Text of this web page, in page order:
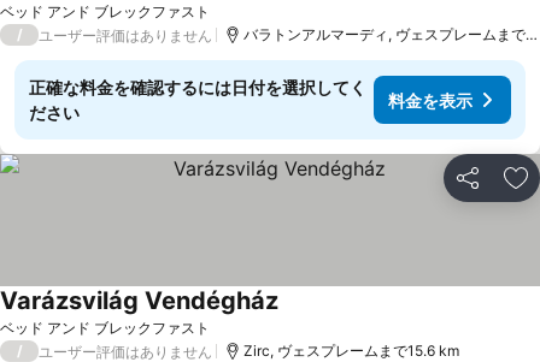
ベッド アンド ブレックファスト
/ ユーザー評価はありません バラトンアルマーディ, ヴェスプレームまで12.7 km
正確な料金を確認するには日付を選択してく
ださい
料金を表示
シェア お
ベッド アンド ブレックファスト
Varázsvilág Vendégház
/ ユーザー評価はありません Zirc, ヴェスプレームまで15.6 km